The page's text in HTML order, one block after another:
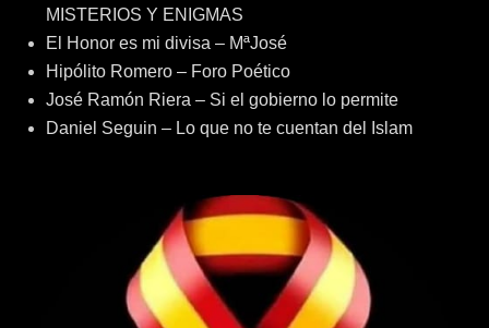
MISTERIOS Y ENIGMAS
El Honor es mi divisa – MªJosé
Hipólito Romero – Foro Poético
José Ramón Riera – Si el gobierno lo permite
Daniel Seguin – Lo que no te cuentan del Islam